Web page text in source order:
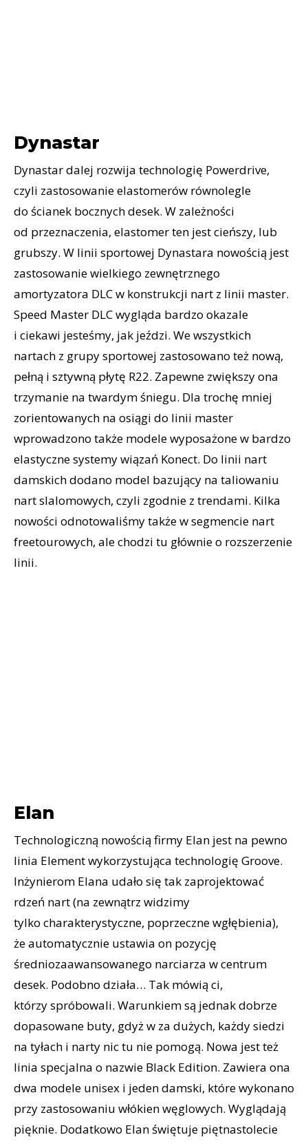
Dynastar
Dynastar dalej rozwija technologię Powerdrive,
czyli zastosowanie elastomerów równolegle
do ścianek bocznych desek. W zależności
od przeznaczenia, elastomer ten jest cieńszy, lub
grubszy. W linii sportowej Dynastara nowością jest
zastosowanie wielkiego zewnętrznego
amortyzatora DLC w konstrukcji nart z linii master.
Speed Master DLC wygląda bardzo okazale
i ciekawi jesteśmy, jak jeździ. We wszystkich
nartach z grupy sportowej zastosowano też nową,
pełną i sztywną płytę R22. Zapewne zwiększy ona
trzymanie na twardym śniegu. Dla trochę mniej
zorientowanych na osiągi do linii master
wprowadzono także modele wyposażone w bardzo
elastyczne systemy wiązań Konect. Do linii nart
damskich dodano model bazujący na taliowaniu
nart slalomowych, czyli zgodnie z trendami. Kilka
nowości odnotowaliśmy także w segmencie nart
freetourowych, ale chodzi tu głównie o rozszerzenie
linii.
Elan
Technologiczną nowością firmy Elan jest na pewno
linia Element wykorzystująca technologię Groove.
Inżynierom Elana udało się tak zaprojektować
rdzeń nart (na zewnątrz widzimy
tylko charakterystyczne, poprzeczne wgłębienia),
że automatycznie ustawia on pozycję
średniozaawansowanego narciarza w centrum
desek. Podobno działa… Tak mówią ci,
którzy spróbowali. Warunkiem są jednak dobrze
dopasowane buty, gdyż w za dużych, każdy siedzi
na tyłach i narty nic tu nie pomogą. Nowa jest też
linia specjalna o nazwie Black Edition. Zawiera ona
dwa modele unisex i jeden damski, które wykonano
przy zastosowaniu włókien węglowych. Wyglądają
pięknie. Dodatkowo Elan świętuje piętnastolecie